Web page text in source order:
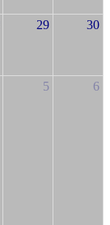
29 30
5 6